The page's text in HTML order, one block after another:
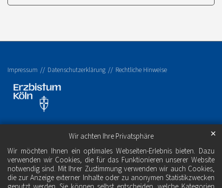
Wir achten Ihre Privatsphäre
Wir möchten Ihnen ein optimales Webseiten-Erlebnis bieten. Dazu
verwenden wir Cookies, die für das Funktionieren unserer Website
notwendig sind. Mit Ihrer Zustimmung verwenden wir auch Cookies,
die zur Anzeige externer Inhalte oder zu anonymen Statistikzwecken
✕
Impressum Datenschutzerklärung Rechtliche Hinweise